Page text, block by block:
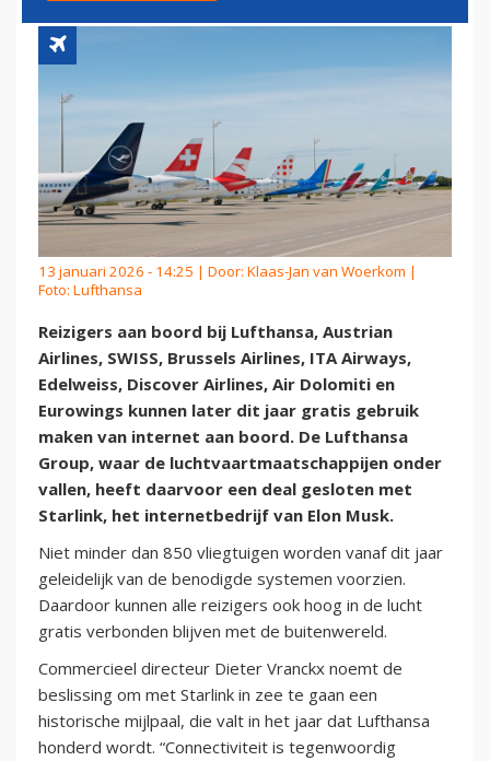
13 januari 2026 - 14:25 | Door: Klaas-Jan van Woerkom |
Foto: Lufthansa
Reizigers aan boord bij Lufthansa, Austrian
Airlines, SWISS, Brussels Airlines, ITA Airways,
Edelweiss, Discover Airlines, Air Dolomiti en
Eurowings kunnen later dit jaar gratis gebruik
maken van internet aan boord. De Lufthansa
Group, waar de luchtvaartmaatschappijen onder
vallen, heeft daarvoor een deal gesloten met
Starlink, het internetbedrijf van Elon Musk.
Niet minder dan 850 vliegtuigen worden vanaf dit jaar
geleidelijk van de benodigde systemen voorzien.
Daardoor kunnen alle reizigers ook hoog in de lucht
gratis verbonden blijven met de buitenwereld.
Commercieel directeur Dieter Vranckx noemt de
beslissing om met Starlink in zee te gaan een
historische mijlpaal, die valt in het jaar dat Lufthansa
honderd wordt. “Connectiviteit is tegenwoordig